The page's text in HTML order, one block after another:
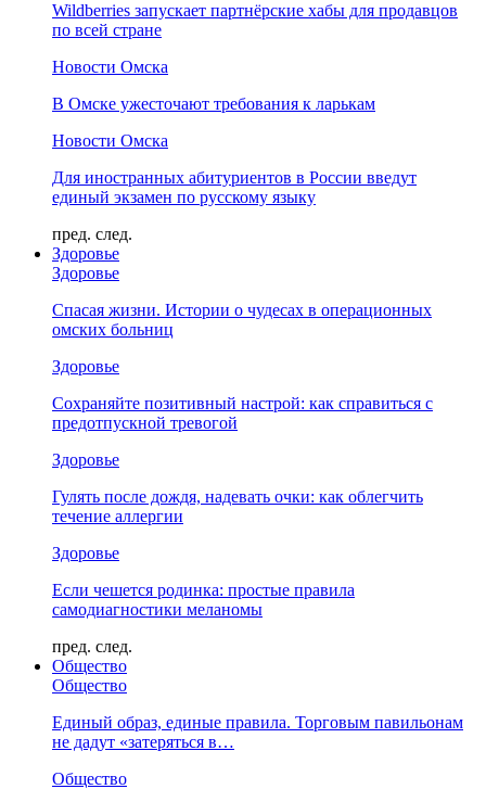
Wildberries запускает партнёрские хабы для продавцов
по всей стране
Новости Омска
В Омске ужесточают требования к ларькам
Новости Омска
Для иностранных абитуриентов в России введут
единый экзамен по русскому языку
пред. след.
Здоровье
Здоровье
Спасая жизни. Истории о чудесах в операционных
омских больниц
Здоровье
Сохраняйте позитивный настрой: как справиться с
предотпускной тревогой
Здоровье
Гулять после дождя, надевать очки: как облегчить
течение аллергии
Здоровье
Если чешется родинка: простые правила
самодиагностики меланомы
пред. след.
Общество
Общество
Единый образ, единые правила. Торговым павильонам
не дадут «затеряться в…
Общество